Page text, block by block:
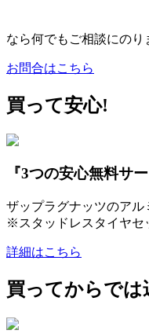
なら何でもご相談にのり
お問合はこちら
買って安心!
『3つの安心無料サー
ザップラグナッツのア
※スタッドレスタイヤセ
詳細はこちら
買ってからでは